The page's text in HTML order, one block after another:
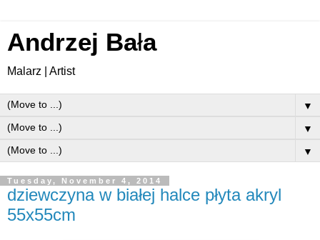
Andrzej Bała
Malarz | Artist
▼
▼
▼
Tuesday, November 4, 2014
dziewczyna w białej halce płyta akryl
55x55cm